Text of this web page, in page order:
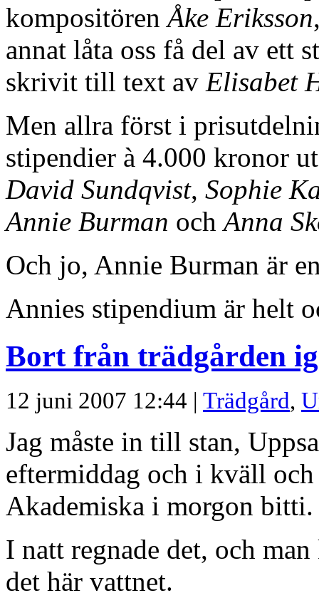
kompositörenÅke Eriksson
annat låta oss få del av ett
skrivit till text av Elisabet
Men allra först i
stipendier à 4.000 kronor
David Sundqvist, Sophie
Annie Burman ochAnna
Och jo, Annie Burman är
Annies stipendium är helt
Bort från trädgården
12 juni 2007 12:44 | Trädgård,
Jag måste in till stan,
eftermiddag och i kväll
Akademiska i morgon bitti.
I natt regnade det, och
det här vattnet.